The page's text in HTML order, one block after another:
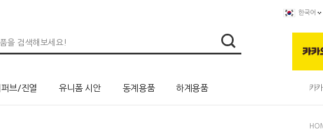
한국어
퍼브/진열 유니폼 시안 동계용품 하계용품 카